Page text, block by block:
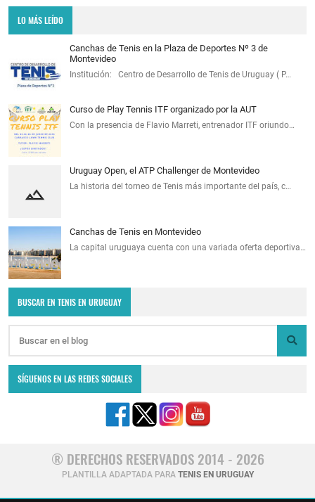
LO MÁS LEÍDO
Canchas de Tenis en la Plaza de Deportes Nº 3 de
Montevideo
Institución: Centro de Desarrollo de Tenis de Uruguay ( P…
Curso de Play Tennis ITF organizado por la AUT
Con la presencia de Flavio Marreti, entrenador ITF oriundo…
Uruguay Open, el ATP Challenger de Montevideo
La historia del torneo de Tenis más importante del país, c…
Canchas de Tenis en Montevideo
La capital uruguaya cuenta con una variada oferta deportiva…
BUSCAR EN TENIS EN URUGUAY
SÍGUENOS EN LAS REDES SOCIALES
® DERECHOS RESERVADOS 2014 - 2026
PLANTILLA ADAPTADA PARA TENIS EN URUGUAY